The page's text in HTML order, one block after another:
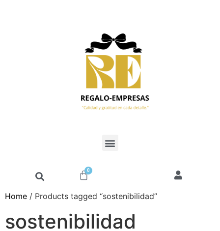
0
Home / Products tagged “sostenibilidad”
sostenibilidad